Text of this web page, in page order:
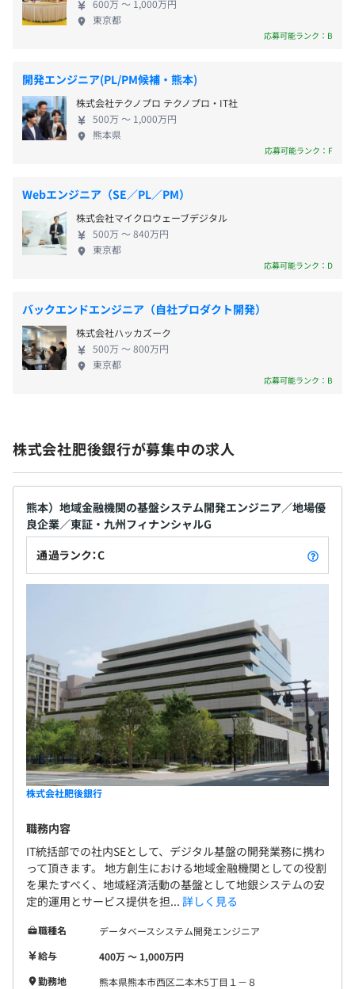
・通勤手当
・家族手当
・勤務地手当
賞与：年2回（6月、12月）※業績による
社会保険完備（健康保険・厚生年金保険、雇用保険・労災
保険）、団体定期保険
有期雇用
契約更新の有無・契約期間の定め
あり(最大1年)
契約更新の判断基準
契約の更新は、本人の能力、業務量、業務成績、勤務態
度、会社の契約状況により判断
契約更新の上限
最大1年
6～12カ月
され、銀行業務を中心にリース業務、クレジットカ
ード業務、信用保証業務、信託業務、金融商品取引
ます。 九州フィナンシャルグループは、地元である
中・南九州を基盤に、グループ経営資源を最大限に
活用し、持続可能な地域社会の実現に積極的に貢献
しています。 ◆強固な営業基盤 地元である中・南九
州（熊本、鹿児島、宮崎）一円を網羅した店舗ネッ
倒的なマーケットシェアを確保しており、強固な営
業基盤を構築しております。 ◆SDGsを軸とした持続
可能な社会づくり、地域経済発展への貢献 健全な財
務基盤を生かし地元に対して徹底的にコミットする
ことにより、お客さま・地域の持続的な発展に貢献
客さまの課題解決に向けた積極的な取り組み～ ・観
光・農林水産分野への取り組み／銀・証・信連携に
よるワンストップでの金融サービスの提供 など 【働
く環境】 私たちは、社員の働きやすさに注力し、さ
600万 〜 1,000万円
東京都
応募可能ランク：B
開発エンジニア(PL/PM候補・熊本)
株式会社テクノプロ テクノプロ・IT社
500万 〜 1,000万円
熊本県
応募可能ランク：F
Webエンジニア（SE／PL／PM）
株式会社マイクロウェーブデジタル
500万 〜 840万円
東京都
応募可能ランク：D
バックエンドエンジニア（自社プロダクト開発）
株式会社ハッカズーク
500万 〜 800万円
東京都
応募可能ランク：B
株式会社肥後銀行が募集中の求人
熊本）地域金融機関の基盤システム開発エンジニア／地場優
良企業／東証・九州フィナンシャルG
通過ランク：C
株式会社肥後銀行
職務内容
IT統括部での社内SEとして、デジタル基盤の開発業務に携わ
って頂きます。 地方創生における地域金融機関としての役割
を果たすべく、地域経済活動の基盤として地銀システムの安
定的運用とサービス提供を担... 詳しく見る
職種名
データベースシステム開発エンジニア
給与
400万 〜 1,000万円
勤務地
熊本県熊本市西区二本木5丁目１－８